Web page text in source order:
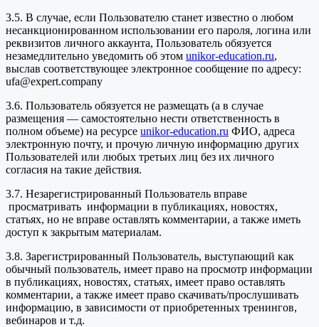
3.5. В случае, если Пользователю станет известно о любом
несанкционированном использовании его пароля, логина или
реквизитов личного аккаунта, Пользователь обязуется
незамедлительно уведомить об этом unikor-education.ru,
выслав соответствующее электронное сообщение по адресу:
ufa@expert.company
3.6. Пользователь обязуется не размещать (а в случае
размещения — самостоятельно нести ответственность в
полном объеме) на ресурсе unikor-education.ru ФИО, адреса
электронную почту, и прочую личную информацию других
Пользователей или любых третьих лиц без их личного
согласия на такие действия.
3.7. Незарегистрированный Пользователь вправе
просматривать информации в публикациях, новостях,
статьях, но не вправе оставлять комментарии, а также иметь
доступ к закрытым материалам.
3.8. Зарегистрированный Пользователь, выступающий как
обычный пользователь, имеет право на просмотр информации
в публикациях, новостях, статьях, имеет право оставлять
комментарии, а также имеет право скачивать/прослушивать
информацию, в зависимости от приобретенных тренингов,
вебинаров и т.д.